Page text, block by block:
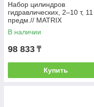
Набор цилиндров
гидравлических, 2–10 т, 11
предм.// MATRIX
В наличии
98 833 ₸
Купить